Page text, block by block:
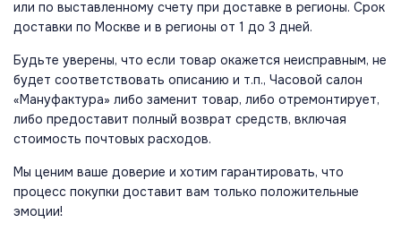
или по выставленному счету при доставке в регионы. Срок
доставки по Москве и в регионы от 1 до 3 дней.
Будьте уверены, что если товар окажется неисправным, не
будет соответствовать описанию и т.п., Часовой салон
«Мануфактура» либо заменит товар, либо отремонтирует,
либо предоставит полный возврат средств, включая
стоимость почтовых расходов.
Мы ценим ваше доверие и хотим гарантировать, что
процесс покупки доставит вам только положительные
эмоции!